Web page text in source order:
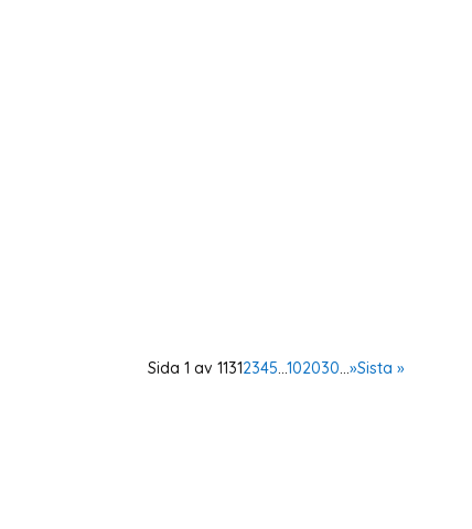
Sida 1 av 11312345...102030...»Sista »